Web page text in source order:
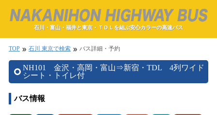
石川・富山・福井と東京・ＴＤＬを結ぶ安心カラーの高速バス
TOP double_arrow 石川 東京で検索 double_arrow バス詳細・予約
NH101 金沢・高岡・富山⇒新宿・TDL 4列ワイド
シート・トイレ付
バス情報